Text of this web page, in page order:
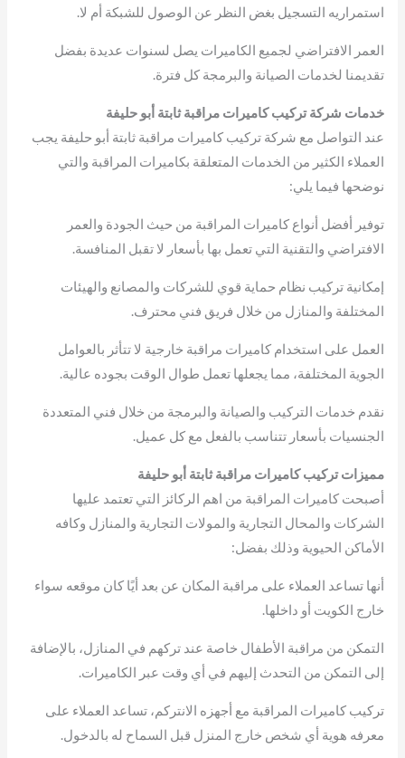
استمراريه التسجيل بغض النظر عن الوصول للشبكة أم لا.
العمر الافتراضي لجميع الكاميرات يصل لسنوات عديدة بفضل
تقديمنا لخدمات الصيانة والبرمجة كل فترة.
خدمات شركة تركيب كاميرات مراقبة ثابتة أبو حليفة
عند التواصل مع شركة تركيب كاميرات مراقبة ثابتة أبو حليفة يجب
العملاء الكثير من الخدمات المتعلقة بكاميرات المراقبة والتي
نوضحها فيما يلي:
توفير أفضل أنواع كاميرات المراقبة من حيث الجودة والعمر
الافتراضي والتقنية التي تعمل بها بأسعار لا تقبل المنافسة.
إمكانية تركيب نظام حماية قوي للشركات والمصانع والهيئات
المختلفة والمنازل من خلال فريق فني محترف.
العمل على استخدام كاميرات مراقبة خارجية لا تتأثر بالعوامل
الجوية المختلفة، مما يجعلها تعمل طوال الوقت بجوده عالية.
نقدم خدمات التركيب والصيانة والبرمجة من خلال فني المتعددة
الجنسيات بأسعار تتناسب بالفعل مع كل عميل.
مميزات تركيب كاميرات مراقبة ثابتة أبو حليفة
أصبحت كاميرات المراقبة من اهم الركائز التي تعتمد عليها
الشركات والمحال التجارية والمولات التجارية والمنازل وكافه
الأماكن الحيوية وذلك بفضل:
أنها تساعد العملاء على مراقبة المكان عن بعد أيًا كان موقعه سواء
خارج الكويت أو داخلها.
التمكن من مراقبة الأطفال خاصة عند تركهم في المنازل، بالإضافة
إلى التمكن من التحدث إليهم في أي وقت عبر الكاميرات.
تركيب كاميرات المراقبة مع أجهزه الانتركم، تساعد العملاء على
معرفه هوية أي شخص خارج المنزل قبل السماح له بالدخول.